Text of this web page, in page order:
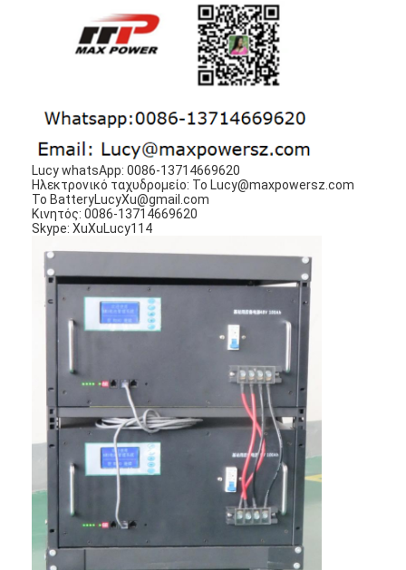
Σπίτι
Προϊόντα
Lucy whatsApp: 0086-13714669620
Ηλεκτρονικό ταχυδρομείο: Το Lucy@maxpowersz.com
Το BatteryLucyXu@gmail.com
Κινητός: 0086-13714669620
Skype: XuXuLucy114